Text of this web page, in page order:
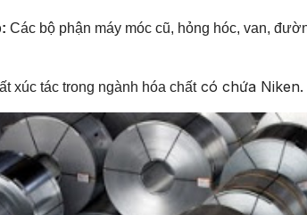
Các bộ phận máy móc cũ, hỏng hóc, van,
xúc tác trong ngành hóa chấtcó chứa Niken.